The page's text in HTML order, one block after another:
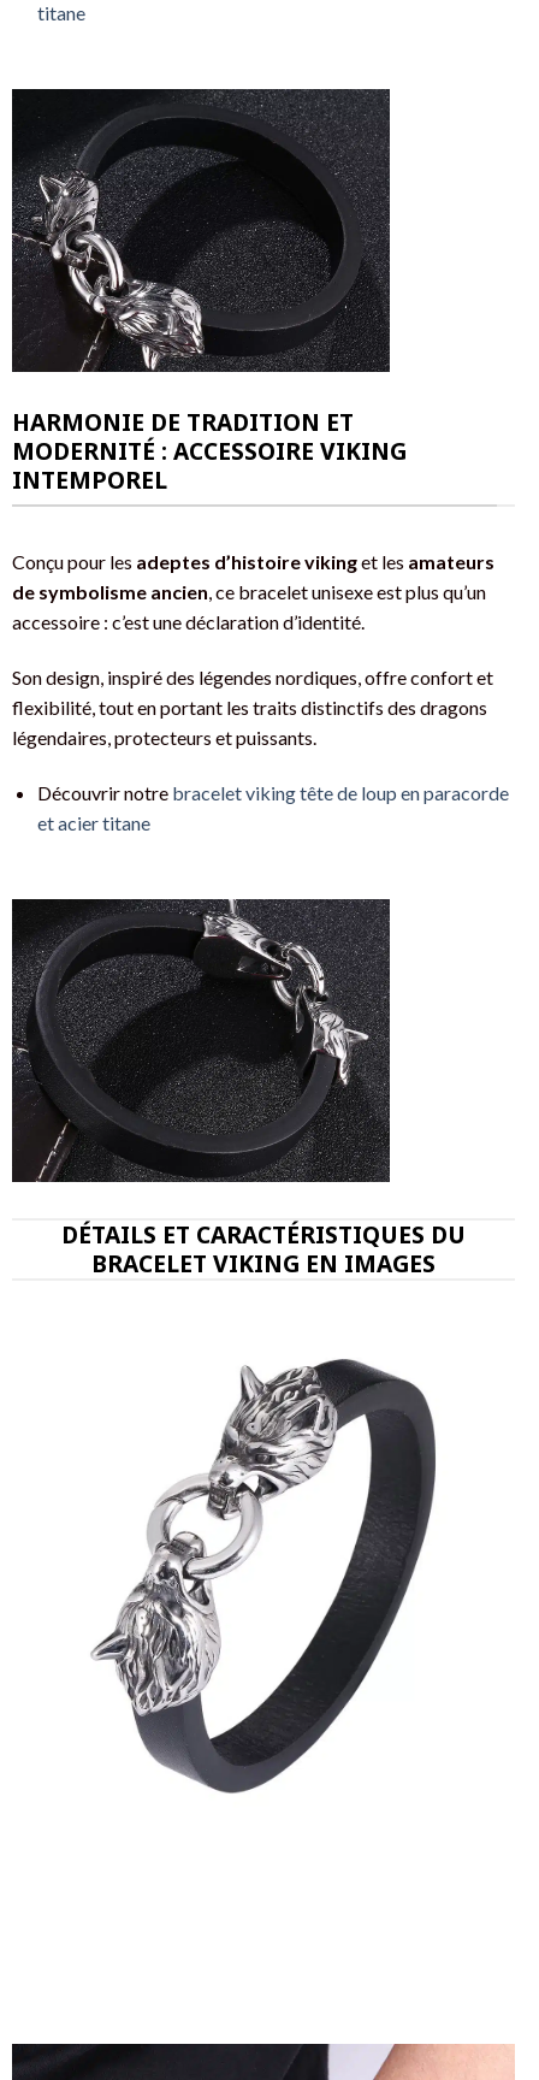
titane
HARMONIE DE TRADITION ET
MODERNITÉ : ACCESSOIRE VIKING
INTEMPOREL
Conçu pour les adeptes d’histoire vikinget les amateurs
de symbolisme ancien, ce bracelet unisexe est plus qu’un
accessoire : c’est une déclaration d’identité.
Son design, inspiré des légendes nordiques, offre confort et
flexibilité, tout en portant les traits distinctifs des dragons
légendaires, protecteurs et puissants.
Découvrir notre bracelet viking tête de loup en paracorde
et acier titane
DÉTAILS ET CARACTÉRISTIQUES DU
BRACELET VIKING EN IMAGES